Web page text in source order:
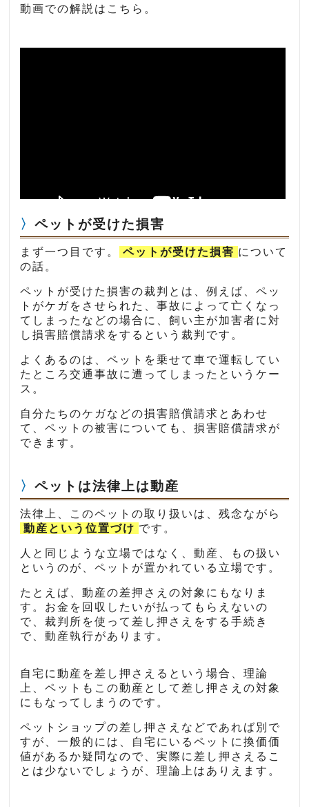
動画での解説はこちら。
ペットが受けた損害
まず一つ目です。 ペットが受けた損害 について
の話。
ペットが受けた損害の裁判とは、例えば、ペッ
トがケガをさせられた、事故によって亡くなっ
てしまったなどの場合に、飼い主が加害者に対
し損害賠償請求をするという裁判です。
よくあるのは、ペットを乗せて車で運転してい
たところ交通事故に遭ってしまったというケー
ス。
自分たちのケガなどの損害賠償請求とあわせ
て、ペットの被害についても、損害賠償請求が
できます。
ペットは法律上は動産
法律上、このペットの取り扱いは、残念ながら
動産という位置づけ です。
人と同じような立場ではなく、動産、もの扱い
というのが、ペットが置かれている立場です。
たとえば、動産の差押さえの対象にもなりま
す。お金を回収したいが払ってもらえないの
で、裁判所を使って差し押さえをする手続き
で、動産執行があります。
自宅に動産を差し押さえるという場合、理論
上、ペットもこの動産として差し押さえの対象
にもなってしまうのです。
ペットショップの差し押さえなどであれば別で
すが、一般的には、自宅にいるペットに換価価
値があるか疑問なので、実際に差し押さえるこ
とは少ないでしょうが、理論上はありえます。